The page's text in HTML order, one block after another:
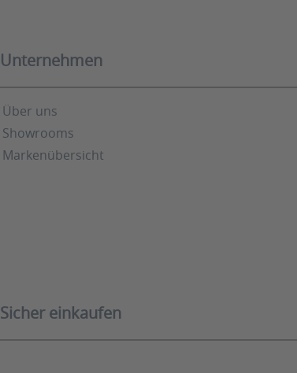
Unternehmen
Über uns
Showrooms
Markenübersicht
Sicher einkaufen